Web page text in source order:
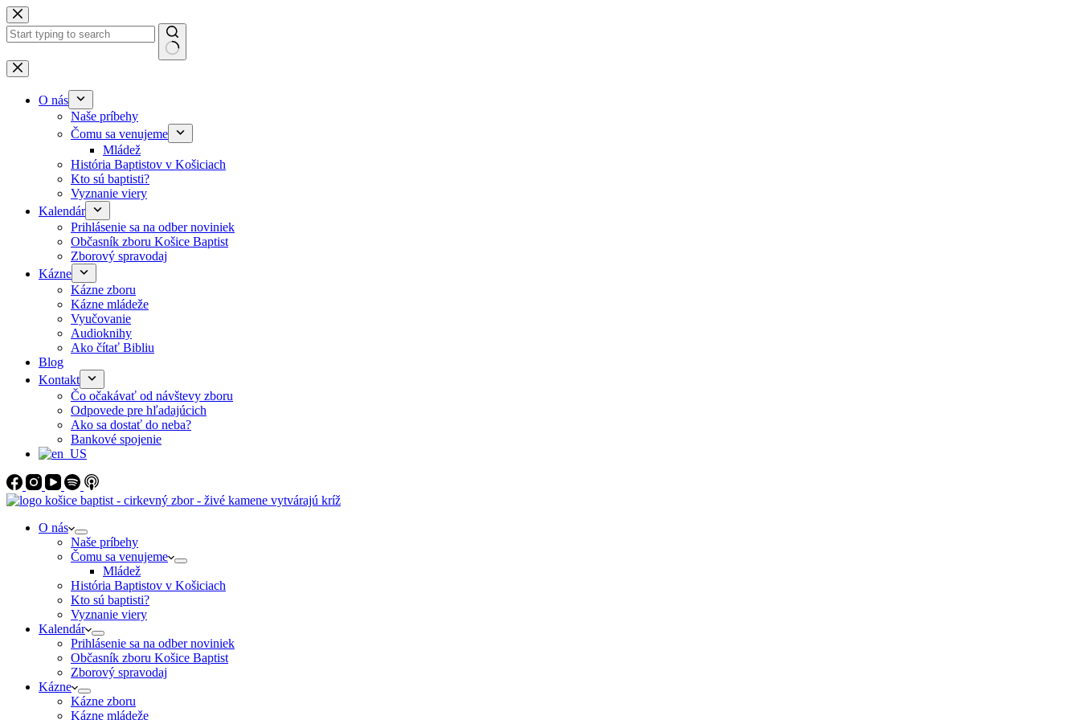
Skip to content
No results
O nás
Naše príbehy
Čomu sa venujeme
Mládež
História Baptistov v Košiciach
Kto sú baptisti?
Vyznanie viery
Kalendár
Prihlásenie sa na odber noviniek
Občasník zboru Košice Baptist
Zborový spravodaj
Kázne
Kázne zboru
Kázne mládeže
Vyučovanie
Audioknihy
Ako čítať Bibliu
Blog
Kontakt
Čo očakávať od návštevy zboru
Odpovede pre hľadajúcich
Ako sa dostať do neba?
Bankové spojenie
O nás
Naše príbehy
Čomu sa venujeme
Mládež
História Baptistov v Košiciach
Kto sú baptisti?
Vyznanie viery
Kalendár
Prihlásenie sa na odber noviniek
Občasník zboru Košice Baptist
Zborový spravodaj
Kázne
Kázne zboru
Kázne mládeže